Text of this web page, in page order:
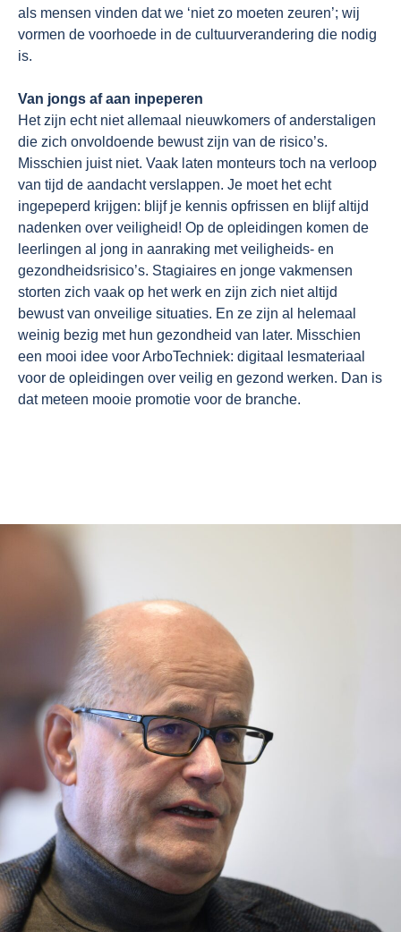
als mensen vinden dat we ‘niet zo moeten zeuren’; wij
vormen de voorhoede in de cultuurverandering die nodig
is.
Van jongs af aan inpeperen
Het zijn echt niet allemaal nieuwkomers of anderstaligen
die zich onvoldoende bewust zijn van de risico’s.
Misschien juist niet. Vaak laten monteurs toch na verloop
van tijd de aandacht verslappen. Je moet het echt
ingepeperd krijgen: blijf je kennis opfrissen en blijf altijd
nadenken over veiligheid! Op de opleidingen komen de
leerlingen al jong in aanraking met veiligheids- en
gezondheidsrisico’s. Stagiaires en jonge vakmensen
storten zich vaak op het werk en zijn zich niet altijd
bewust van onveilige situaties. En ze zijn al helemaal
weinig bezig met hun gezondheid van later. Misschien
een mooi idee voor ArboTechniek: digitaal lesmateriaal
voor de opleidingen over veilig en gezond werken. Dan is
dat meteen mooie promotie voor de branche.